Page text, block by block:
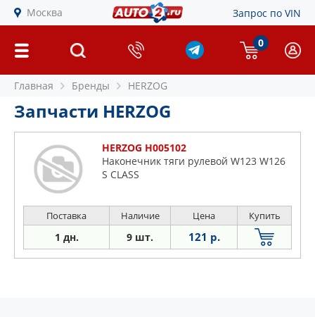
Москва Запрос по VIN
0
Главная Бренды HERZOG
Запчасти HERZOG
HERZOG H005102
Наконечник тяги рулевой W123 W126
S CLASS
Поставка Наличие Цена Купить
1 дн. 9 шт. 121 р.